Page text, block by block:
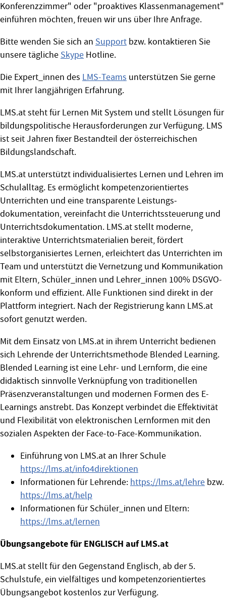
Konferenzzimmer" oder "proaktives Klassenmanagement"
einführen möchten, freuen wir uns über Ihre Anfrage.
Bitte wenden Sie sich an Support bzw. kontaktieren Sie
unsere tägliche Skype Hotline.
Die Expert_innen des LMS-Teams unterstützen Sie gerne
mit Ihrer langjährigen Erfahrung.
LMS.at steht für Lernen Mit System und stellt Lösungen für
bildungspolitische Herausforderungen zur Verfügung. LMS
ist seit Jahren fixer Bestandteil der österreichischen
Bildungslandschaft.
LMS.at unterstützt individualisiertes Lernen und Lehren im
Schulalltag. Es ermöglicht kompetenzorientiertes
Unterrichten und eine transparente Leistungs­
dokumentation, vereinfacht die Unterrichtssteuerung und
Unterrichts­dokumentation. LMS.at stellt moderne,
interaktive Unterrichts­materialien bereit, fördert
selbstorganisiertes Lernen, erleichtert das Unterrichten im
Team und unterstützt die Vernetzung und Komm­unikation
mit Eltern, Schüler_innen und Lehrer_innen 100% DSGVO-
konform und effizient. Alle Funktionen sind direkt in der
Plattform integriert. Nach der Registrierung kann LMS.at
sofort genutzt werden.
Mit dem Einsatz von LMS.at in ihrem Unterricht bedienen
sich Lehrende der Unterrichtsmethode Blended Learning.
Blended Learning ist eine Lehr- und Lernform, die eine
didaktisch sinnvolle Verknüpfung von traditionellen
Präsenzveranstaltungen und modernen Formen des E-
Learnings anstrebt. Das Konzept verbindet die Effektivität
und Flexibilität von elektronischen Lernformen mit den
sozialen Aspekten der Face-to-Face-Kommunikation.
Einführung von LMS.at an Ihrer Schule
https://lms.at/info4direktionen
Informationen für Lehrende: https://lms.at/lehre bzw.
https://lms.at/help
Informationen für Schüler_innen und Eltern:
https://lms.at/lernen
Übungsangebote für ENGLISCH auf LMS.at
LMS.at stellt für den Gegenstand Englisch, ab der 5.
Schulstufe, ein vielfältiges und kompetenzorientiertes
Übungsangebot kostenlos zur Verfügung.